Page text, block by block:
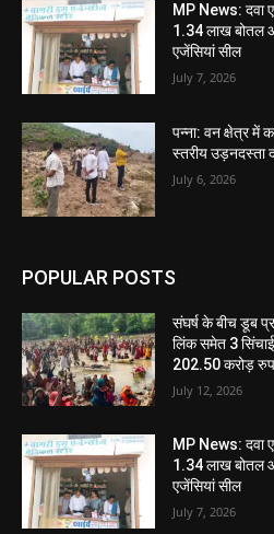
MP News: दवा
1.34 लाख बोतल
एजेंसियां सील
July 7, 2026
पन्ना: वन क्षेत्र
स्तरीय उड़नदस्ता
July 6, 2026
POPULAR POSTS
संघर्ष के बीच डूब
लिंक समेत 3
202.50 करोड़
July 12, 2026
MP News: दवा
1.34 लाख बोतल
एजेंसियां सील
July 7, 2026